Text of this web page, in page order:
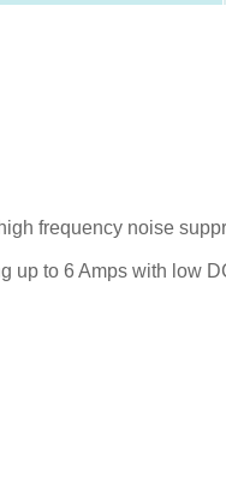
frequency noise
up to 6 Amps with low